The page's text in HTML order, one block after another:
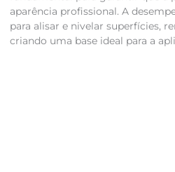
aparência profissional. A
para alisar e nivelar superfícies,
criando uma base ideal para a